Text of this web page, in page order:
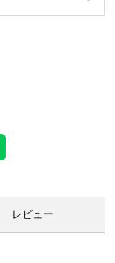
レビュー